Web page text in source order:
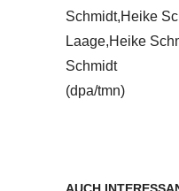
Schmidt,Heike
Laage,Heike
Schmidt
(dpa/tmn)